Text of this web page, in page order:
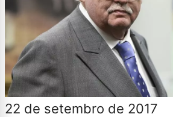
22 de setembro de 2017